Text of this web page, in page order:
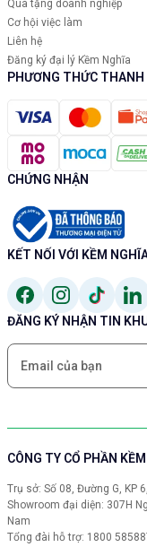
Quà tặng doanh nghiệp
Cơ hội việc làm
Liên hệ
Đăng ký đại lý Kềm Nghĩa
PHƯƠNG THỨC THANH
CHỨNG NHẬN
KẾT NỐI VỚI KỀM
ĐĂNG KÝ NHẬN TIN
CÔNG TY CỔ PHẦN
Trụ sở: Số 08, Đường G, KP
Showroom đại diện: 307H
Nam
Tổng đài hỗ trợ: 1800